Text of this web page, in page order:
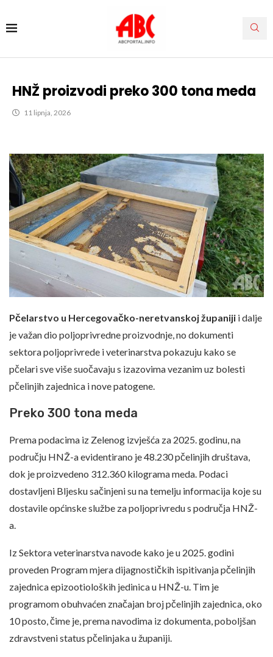
HNŽ proizvodi preko 300 tona meda
11 lipnja, 2026
Pčelarstvo u Hercegovačko-neretvanskoj županiji i dalje
je važan dio poljoprivredne proizvodnje, no dokumenti
sektora poljoprivrede i veterinarstva pokazuju kako se
pčelari sve više suočavaju s izazovima vezanim uz bolesti
pčelinjih zajednica i nove patogene.
Preko 300 tona meda
Prema podacima iz Zelenog izvješća za 2025. godinu, na
području HNŽ-a evidentirano je 48.230 pčelinjih društava,
dok je proizvedeno 312.360 kilograma meda. Podaci
dostavljeni Bljesku sačinjeni su na temelju informacija koje su
dostavile općinske službe za poljoprivredu s područja HNŽ-
a.
Iz Sektora veterinarstva navode kako je u 2025. godini
proveden Program mjera dijagnostičkih ispitivanja pčelinjih
zajednica epizootioloških jedinica u HNŽ-u. Tim je
programom obuhvaćen značajan broj pčelinjih zajednica, oko
10 posto, čime je, prema navodima iz dokumenta, poboljšan
zdravstveni status pčelinjaka u županiji.